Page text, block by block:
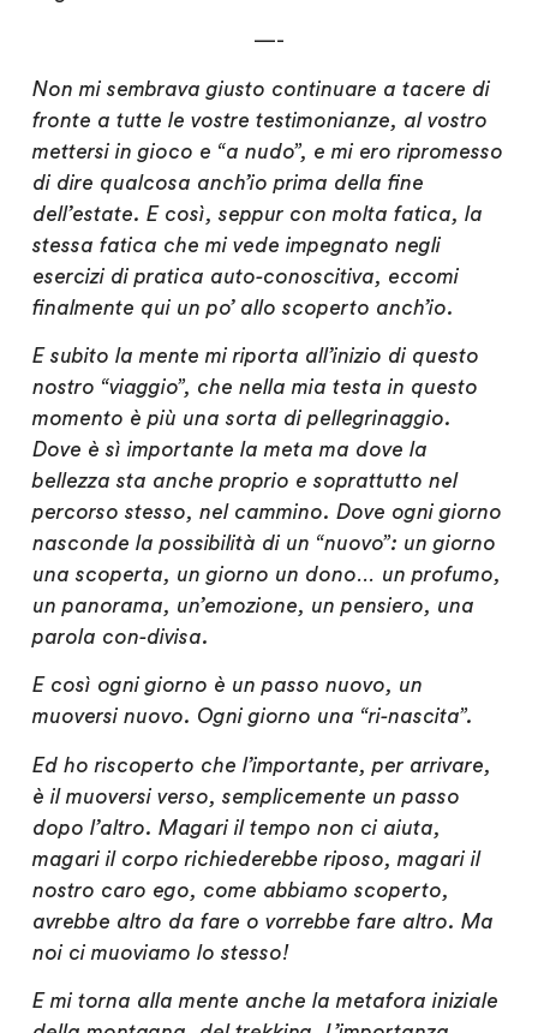
—-
Non mi sembrava giusto continuare a tacere di
fronte a tutte le vostre testimonianze, al vostro
mettersi in gioco e “a nudo”, e mi ero ripromesso
di dire qualcosa anch’io prima della fine
dell’estate. E così, seppur con molta fatica, la
stessa fatica che mi vede impegnato negli
esercizi di pratica auto-conoscitiva, eccomi
finalmente qui un po’ allo scoperto anch’io.
E subito la mente mi riporta all’inizio di questo
nostro “viaggio”, che nella mia testa in questo
momento è più una sorta di pellegrinaggio.
Dove è sì importante la meta ma dove la
bellezza sta anche proprio e soprattutto nel
percorso stesso, nel cammino. Dove ogni giorno
nasconde la possibilità di un “nuovo”: un giorno
una scoperta, un giorno un dono… un profumo,
un panorama, un’emozione, un pensiero, una
parola con-divisa.
E così ogni giorno è un passo nuovo, un
muoversi nuovo. Ogni giorno una “ri-nascita”.
Ed ho riscoperto che l’importante, per arrivare,
è il muoversi verso, semplicemente un passo
dopo l’altro. Magari il tempo non ci aiuta,
magari il corpo richiederebbe riposo, magari il
nostro caro ego, come abbiamo scoperto,
avrebbe altro da fare o vorrebbe fare altro. Ma
noi ci muoviamo lo stesso!
E mi torna alla mente anche la metafora iniziale